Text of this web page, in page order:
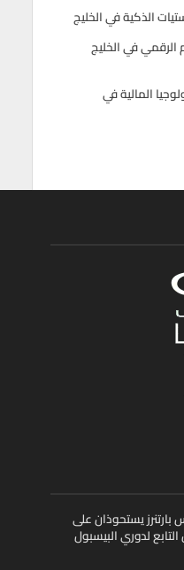
الرقمي في الخليج
المالية في
يستحوذان على
لدوري البيسبول